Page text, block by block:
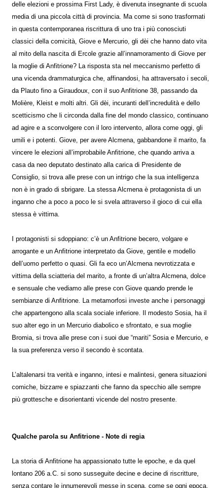
delle elezioni e prossima First Lady, è divenuta insegnante di scuola
media di una piccola città di provincia. Ma come si sono trasformati
in questa contemporanea riscrittura di uno tra i più conosciuti
classici della comicità, Giove e Mercurio, gli dèi che hanno dato vita
al mito della nascita di Ercole grazie all’innamoramento di Giove per
la moglie di Anfitrione? La risposta sta nel meccanismo perfetto di
una vicenda drammaturgica che, affinandosi, ha attraversato i secoli,
da Plauto fino a Giraudoux, con il suo Anfitrione 38, passando da
Molière, Kleist e molti altri. Gli dèi, incuranti dell’incredulità e dello
scetticismo che li circonda dalla fine del mondo classico, continuano
ad agire e a sconvolgere con il loro intervento, allora come oggi, gli
umili e i potenti. Giove, per avere Alcmena, gabbandone il marito, fa
vincere le elezioni all’improbabile Anfitrione, che quando arriva a
casa da neo deputato destinato alla carica di Presidente de
Consiglio, si trova alle prese con un intrigo che la sua intelligenza
non è in grado di sbrigare. La stessa Alcmena è protagonista di un
inganno che a poco a poco le si svela attraverso il gioco di cui ella
stessa è vittima.
I protagonisti si sdoppiano: c’è un Anfitrione becero, volgare e
arrogante e un Anfitrione interpretato da Giove, gentile e modello
dell’uomo perfetto o quasi. Gli fa eco un’Alcmena nevrotizzata e
vittima della sciatteria del marito, a fronte di un’altra Alcmena, dolce
e sensuale che vediamo alle prese con Giove quando prende le
sembianze di Anfitrione. La metamorfosi investe anche i personaggi
che appartengono alla scala sociale inferiore. Il modesto Sosia, ha il
suo alter ego in un Mercurio diabolico e sfrontato, e sua moglie
Bromia, si trova alle prese con i suoi due “mariti” Sosia e Mercurio, e
la sua preferenza verso il secondo è scontata.
L’altalenarsi tra verità e inganno, intesi e malintesi, genera situazioni
comiche, bizzarre e spiazzanti che fanno da specchio alle sempre
più grottesche e disorientanti vicende del nostro presente.
Qualche parola su Anfitrione - Note di regia
La storia di Anfitrione ha appassionato tutte le epoche, e da quel
lontano 206 a.C. si sono susseguite decine e decine di riscritture,
senza contare le innumerevoli messe in scena, come se ogni epoca,